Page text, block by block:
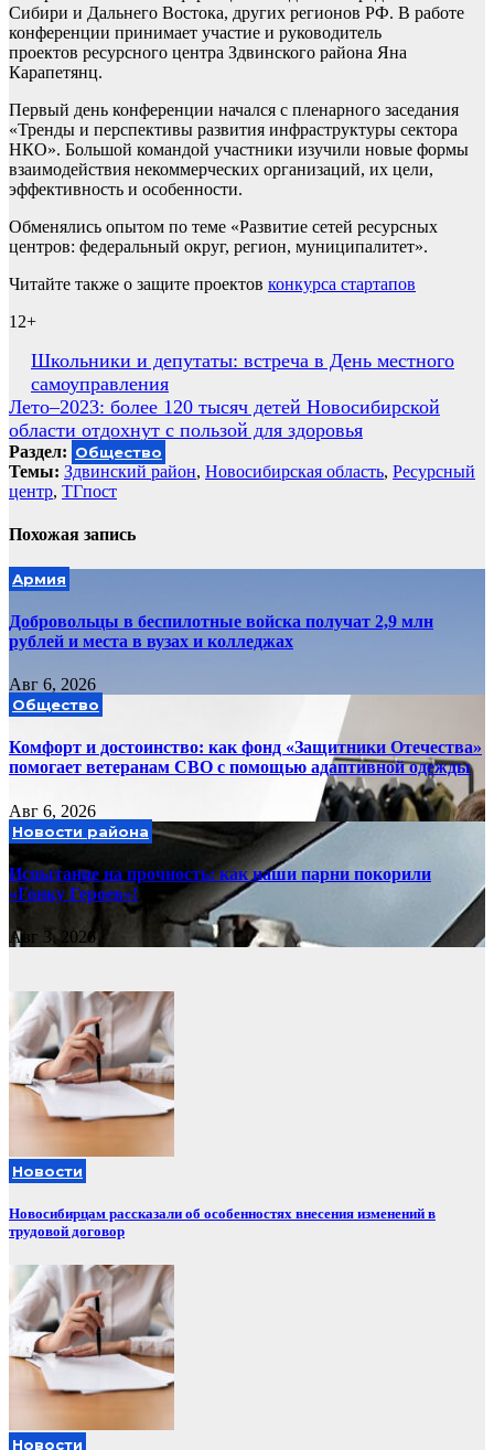
Сибири и Дальнего Востока, других регионов РФ. В работе
конференции принимает участие и руководитель
проектов ресурсного центра Здвинского района Яна
Карапетянц.
Первый день конференции начался с пленарного заседания
«Тренды и перспективы развития инфраструктуры сектора
НКО». Большой командой участники изучили новые формы
взаимодействия некоммерческих организаций, их цели,
эффективность и особенности.
Обменялись опытом по теме «Развитие сетей ресурсных
центров: федеральный округ, регион, муниципалитет».
Читайте также о защите проектов конкурса стартапов
12+
Навигация
по
записям
Школьники и депутаты: встреча в День местного
самоуправления
Лето–2023: более 120 тысяч детей Новосибирской
области отдохнут с пользой для здоровья
Раздел: Общество
Темы: Здвинский район, Новосибирская область, Ресурсный
центр, ТГпост
Похожая запись
Армия
Добровольцы в беспилотные войска получат 2,9 млн
рублей и места в вузах и колледжах
Авг 6, 2026
Общество
Комфорт и достоинство: как фонд «Защитники Отечества»
помогает ветеранам СВО с помощью адаптивной одежды
Авг 6, 2026
Новости района
Испытание на прочность: как наши парни покорили
«Гонку Героев»!
Авг 3, 2026
Новости
Новосибирцам рассказали об особенностях внесения изменений в
трудовой договор
Новости